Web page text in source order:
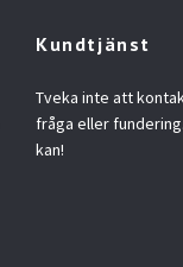
Kundtjänst
Tveka inte att
fråga eller
kan!